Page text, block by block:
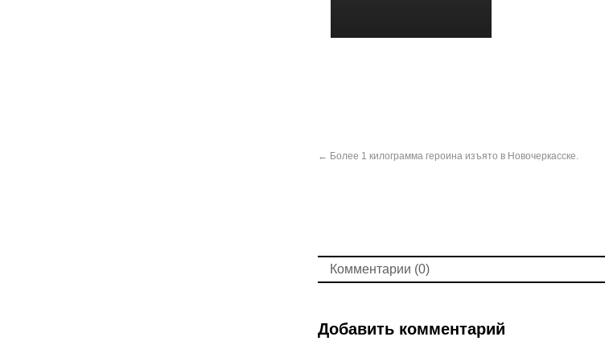
← Более 1 килограмма героина изъято в Новочеркасске.
Комментарии (0)
Добавить комментарий